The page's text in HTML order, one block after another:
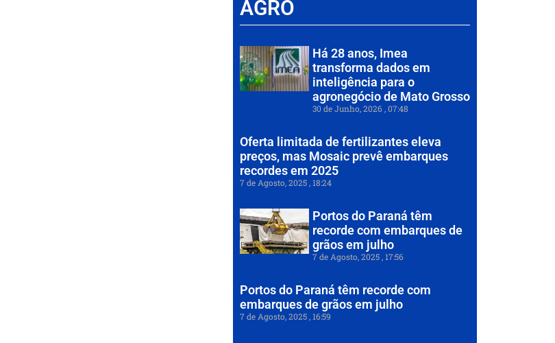
AGRO
Há 28 anos, Imea
transforma dados em
inteligência para o
agronegócio de Mato Grosso
30 de Junho, 2026 07:48
Oferta limitada de fertilizantes eleva
preços, mas Mosaic prevê embarques
recordes em 2025
7 de Agosto, 2025 18:24
Portos do Paraná têm
recorde com embarques de
grãos em julho
7 de Agosto, 2025 17:56
Portos do Paraná têm recorde com
embarques de grãos em julho
7 de Agosto, 2025 16:59